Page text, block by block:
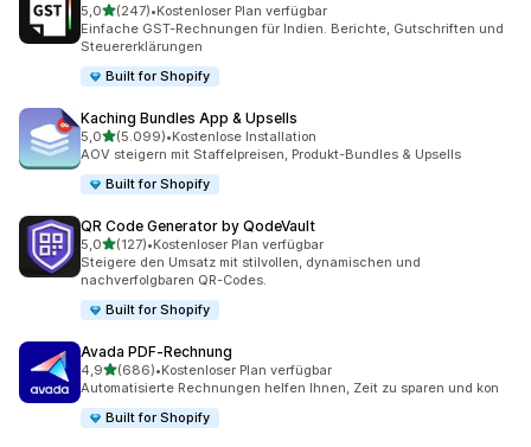
5,0von 5 Sternen
(247)
247 Rezensionen insgesamt
•Kostenloser Plan verfügbar
Einfache GST-Rechnungen für Indien. Berichte, Gutschriften und
Steuererklärungen
Built for Shopify
Kaching Bundles App & Upsells
5,0von 5 Sternen
(5.099)
5099 Rezensionen insgesamt
•Kostenlose Installation
AOV steigern mit Staffelpreisen, Produkt-Bundles & Upsells
Built for Shopify
QR Code Generator by QodeVault
5,0von 5 Sternen
(127)
127 Rezensionen insgesamt
•Kostenloser Plan verfügbar
Steigere den Umsatz mit stilvollen, dynamischen und
nachverfolgbaren QR-Codes.
Built for Shopify
Avada PDF‑Rechnung
4,9von 5 Sternen
(686)
686 Rezensionen insgesamt
•Kostenloser Plan verfügbar
Automatisierte Rechnungen helfen Ihnen, Zeit zu sparen und kon
Built for Shopify